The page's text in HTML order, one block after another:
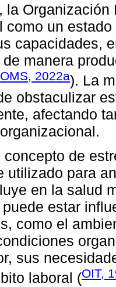
la
como un
capacidades,
manera
OMS, 2022a). La
obstaculizar
afectando
concepto de
utilizado para
en la salud
estar
como el
sus
laboral (OIT,